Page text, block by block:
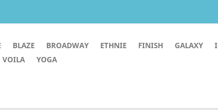
BLAZE BROADWAY ETHNIE FINISH GALAXY
VOILA
YOGA